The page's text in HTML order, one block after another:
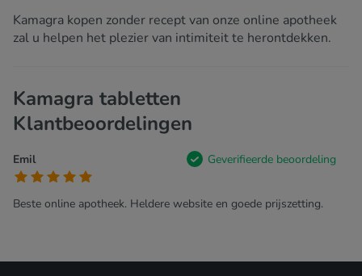
Kamagra kopen zonder recept van onze online apotheek
zal u helpen het plezier van intimiteit te herontdekken.
Kamagra tabletten
Klantbeoordelingen
Emil Geverifieerde beoordeling
Beste online apotheek. Heldere website en goede prijszetting.